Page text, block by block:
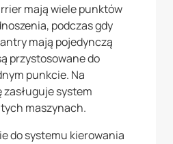
mają wiele punktów
podczas gdy
mają pojedynczą
przystosowane do
punkcie. Na
system
maszynach.
do systemu kierowania